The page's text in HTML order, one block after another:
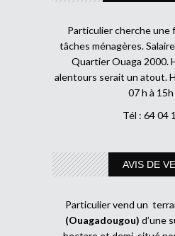
Particulier cherche une
tâches ménagères.
Quartier Ouaga 2000.
alentours serait un atout.
07 h à
Tél : 64 04
AVIS DE
Particulier vend un
(Ouagadougou) d’une